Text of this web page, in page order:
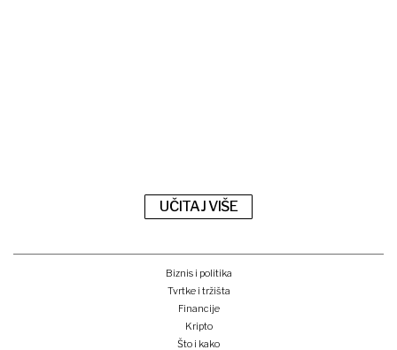
UČITAJ VIŠE
Biznis i politika
Tvrtke i tržišta
Financije
Kripto
Što i kako